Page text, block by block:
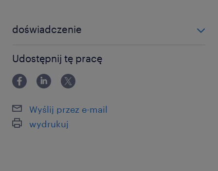
doświadczenie
Udostępnij tę pracę
Wyślij przez e-mail
wydrukuj